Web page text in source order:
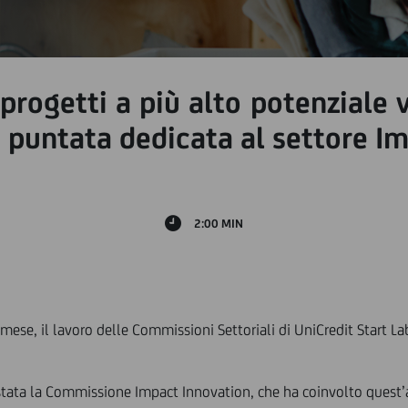
a più alto potenziale
dedicata al settore
2:00 MIN
il lavoro delle Commissioni Settoriali di UniCredit Start
la Commissione Impact Innovation, che ha coinvolto